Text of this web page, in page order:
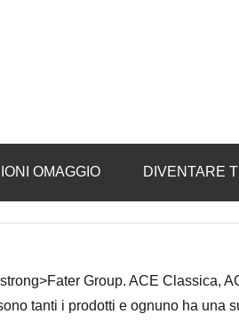
OMAGGIO DIVENTARE
Group. ACE Classica,
tanti i prodotti e ognuno ha una